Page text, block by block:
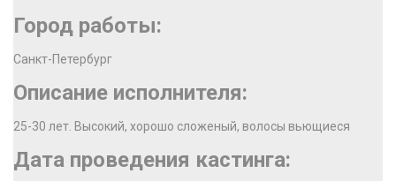
Город работы:
Санкт-Петербург
Описание исполнителя:
25-30 лет. Высокий, хорошо сложеный, волосы вьющиеся
Дата проведения кастинга: